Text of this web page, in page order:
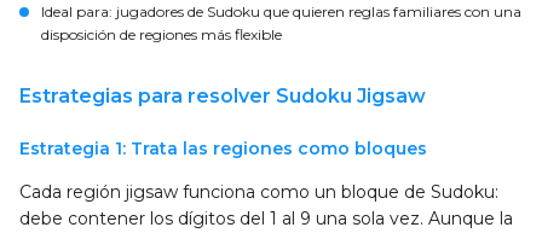
Ideal para: jugadores de Sudoku que quieren reglas familiares con una
disposición de regiones más flexible
Estrategias para resolver Sudoku Jigsaw
Estrategia 1: Trata las regiones como bloques
Cada región jigsaw funciona como un bloque de Sudoku:
debe contener los dígitos del 1 al 9 una sola vez. Aunque la